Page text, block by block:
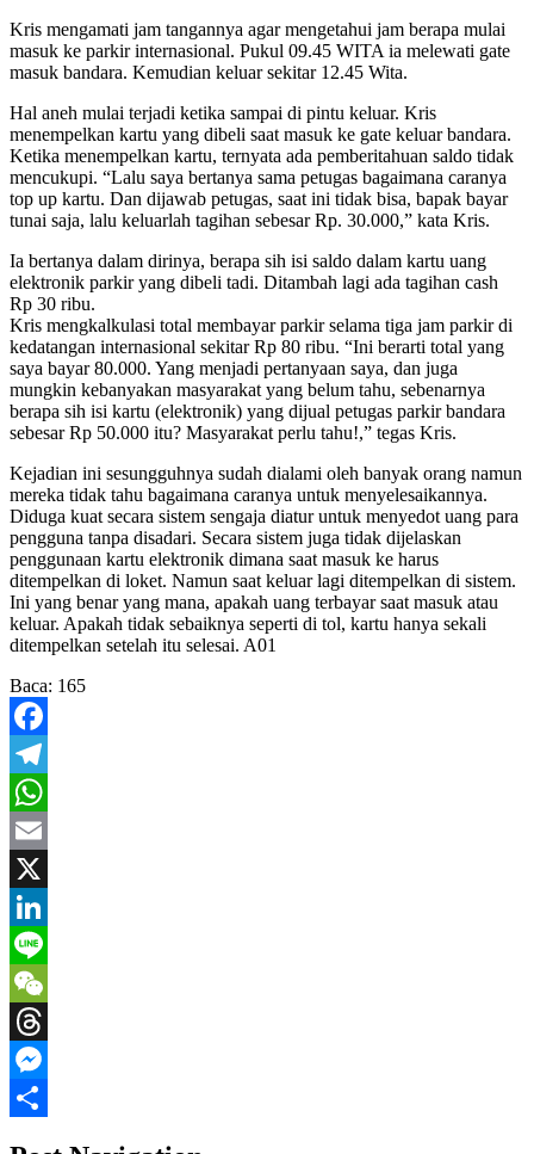
Kris mengamati jam tangannya agar mengetahui jam berapa mulai
masuk ke parkir internasional. Pukul 09.45 WITA ia melewati gate
masuk bandara. Kemudian keluar sekitar 12.45 Wita.
Hal aneh mulai terjadi ketika sampai di pintu keluar. Kris
menempelkan kartu yang dibeli saat masuk ke gate keluar bandara.
Ketika menempelkan kartu, ternyata ada pemberitahuan saldo tidak
mencukupi. “Lalu saya bertanya sama petugas bagaimana caranya
top up kartu. Dan dijawab petugas, saat ini tidak bisa, bapak bayar
tunai saja, lalu keluarlah tagihan sebesar Rp. 30.000,” kata Kris.
Ia bertanya dalam dirinya, berapa sih isi saldo dalam kartu uang
elektronik parkir yang dibeli tadi. Ditambah lagi ada tagihan cash
Rp 30 ribu.
Kris mengkalkulasi total membayar parkir selama tiga jam parkir di
kedatangan internasional sekitar Rp 80 ribu. “Ini berarti total yang
saya bayar 80.000. Yang menjadi pertanyaan saya, dan juga
mungkin kebanyakan masyarakat yang belum tahu, sebenarnya
berapa sih isi kartu (elektronik) yang dijual petugas parkir bandara
sebesar Rp 50.000 itu? Masyarakat perlu tahu!,” tegas Kris.
Kejadian ini sesungguhnya sudah dialami oleh banyak orang namun
mereka tidak tahu bagaimana caranya untuk menyelesaikannya.
Diduga kuat secara sistem sengaja diatur untuk menyedot uang para
pengguna tanpa disadari. Secara sistem juga tidak dijelaskan
penggunaan kartu elektronik dimana saat masuk ke harus
ditempelkan di loket. Namun saat keluar lagi ditempelkan di sistem.
Ini yang benar yang mana, apakah uang terbayar saat masuk atau
keluar. Apakah tidak sebaiknya seperti di tol, kartu hanya sekali
ditempelkan setelah itu selesai. A01
Baca: 165
Facebook
Telegram
WhatsApp
Email
X
LinkedIn
Line
WeChat
Threads
Messenger